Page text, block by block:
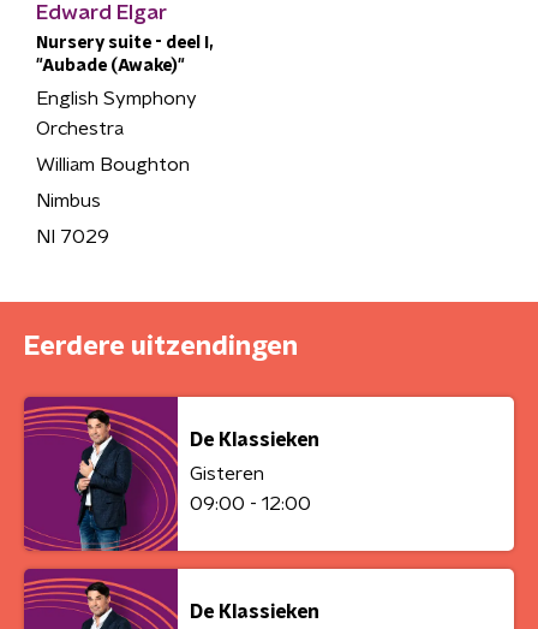
Edward Elgar
Nursery suite - deel I,
"Aubade (Awake)"
English Symphony
Orchestra
William Boughton
Nimbus
NI 7029
Eerdere uitzendingen
De Klassieken
Gisteren
09:00 - 12:00
De Klassieken